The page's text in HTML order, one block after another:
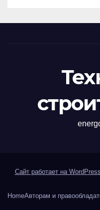
Сайт работает на WordPress
HomeАвторам и